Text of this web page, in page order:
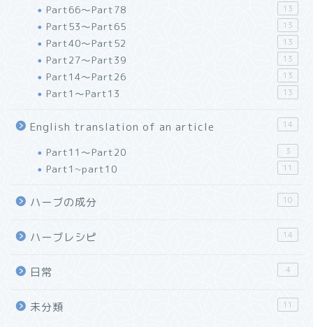
Part66～Part78 13
Part53～Part65 13
Part40～Part52 13
Part27～Part39 13
Part14～Part26 13
Part1～Part13 13
English translation of an article 14
Part11～Part20 3
Part1~part10 11
ハーブの成分 10
ハーブレシピ 14
日常 4
未分類 11